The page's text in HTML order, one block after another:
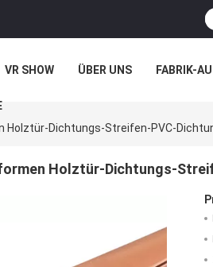
VR SHOW ÜBER UNS FABRIK-
Holztür-Dichtungs-Streifen-PVC-
Holztür-Dichtungs-